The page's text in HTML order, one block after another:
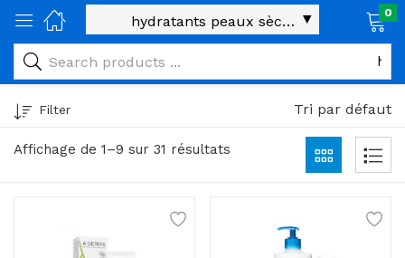
alimentaires)
0
Affichage de 1–9 sur 31 résultats
Filter Tri par défaut